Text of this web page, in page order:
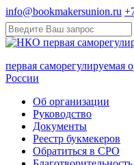
info@bookmakersunion.ru
первая саморегулируемая
России
Об организации
Руководство
Документы
Реестр букмекеров
Обратиться в СРО